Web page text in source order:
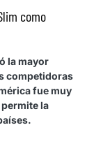
como
la mayor
competidoras
fue muy
la